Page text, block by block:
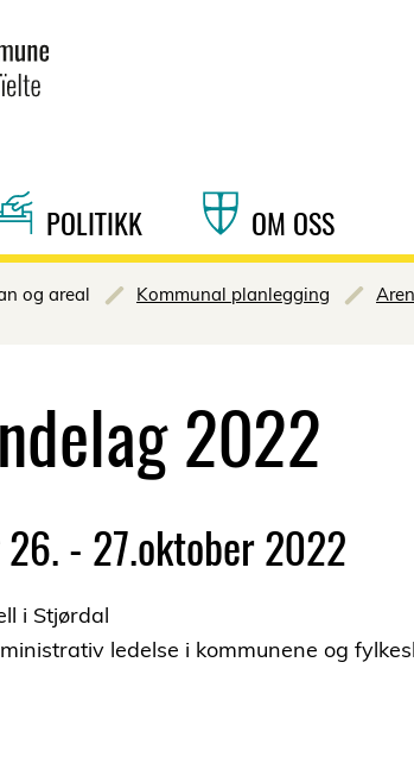
POLITIKK OM OSS
og areal Kommunal planlegging
2022
- 27.oktober 2022
i Stjørdal
ledelse i kommunene og